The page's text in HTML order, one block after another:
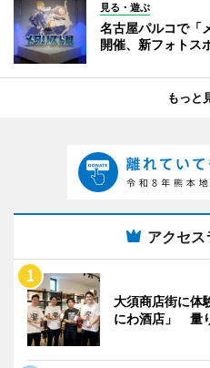
見る・遊ぶ
名古屋パルコで「
開催、新フォトス
もっと
アクセ
大須商店街に体
にわ酒店」 量